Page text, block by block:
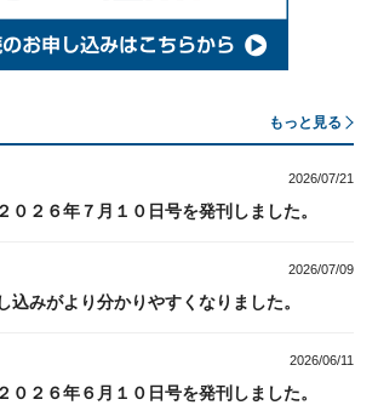
もっと見る
2026/07/21
０２６年７月１０日号を発刊しました。
2026/07/09
込みがより分かりやすくなりました。
2026/06/11
０２６年６月１０日号を発刊しました。